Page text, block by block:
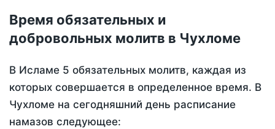
Время обязательных и
добровольных молитв в Чухломе
В Исламе 5 обязательных молитв, каждая из
которых совершается в определенное время. В
Чухломе на сегодняшний день расписание
намазов следующее: